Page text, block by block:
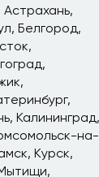
Астрахань
Белгород
Калининград
на-
Курск